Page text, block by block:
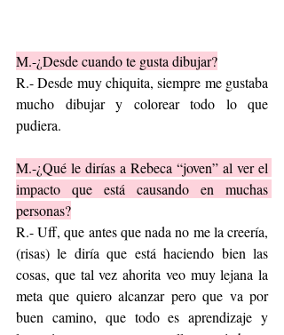
M.-¿Desde cuando te gusta dibujar?
R.- Desde muy chiquita, siempre me gustaba
mucho dibujar y colorear todo lo que
pudiera.
M.-¿Qué le dirías a Rebeca “joven” al ver el
impacto que está causando en muchas
personas?
R.- Uff, que antes que nada no me la creería,
(risas) le diría que está haciendo bien las
cosas, que tal vez ahorita veo muy lejana la
meta que quiero alcanzar pero que va por
buen camino, que todo es aprendizaje y